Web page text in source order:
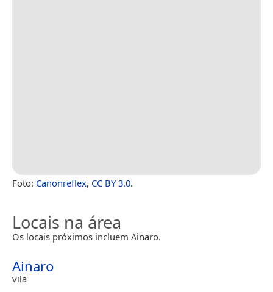
Foto: Canonreflex, CC BY 3.0.
Locais na área
Os locais próximos incluem Ainaro.
Ainaro
vila